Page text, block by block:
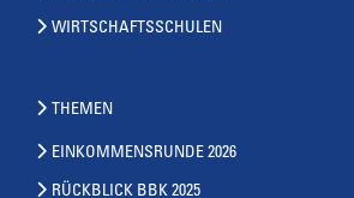
WIRTSCHAFTSSCHULEN
THEMEN
EINKOMMENSRUNDE 2026
RÜCKBLICK BBK 2025